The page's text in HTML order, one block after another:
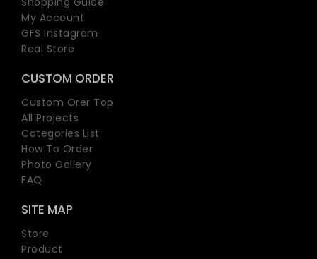
My Account
GFS Instagram
Real Store
CUSTOM ORDER
Custom Orer Top
All Projects
Categories List
How To Order
Photo Gallery
FAQ
SITE MAP
Store
Product